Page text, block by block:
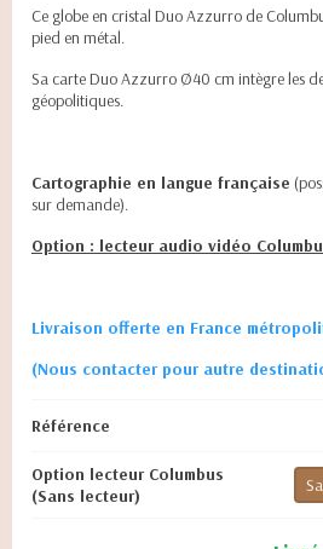
Ce globe en cristal Duo Azzurro de
pied en métal.
Sa carte Duo Azzurro Ø40 cm intègre les
géopolitiques.
Cartographie en langue française
sur demande).
Option : lecteur audio vidéo
Livraison offerte en France
(Nous contacter pour autre
Référence
Option lecteur Columbus
(Sans lecteur)